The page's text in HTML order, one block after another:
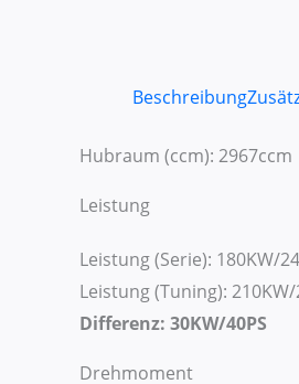
Beschreibung
Hubraum (ccm): 2967ccm
Leistung
Leistung (Serie): 180KW/
Leistung (Tuning): 210KW/
Differenz: 30KW/40PS
Drehmoment